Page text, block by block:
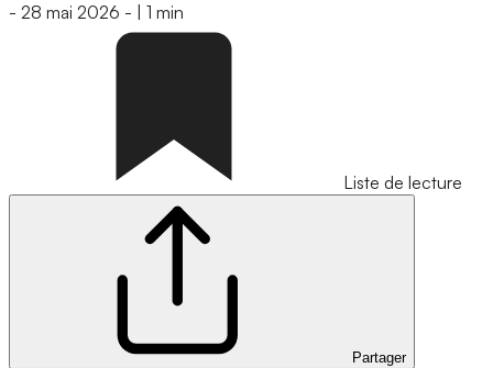
- 28 mai 2026 - 1 min
Liste de lecture
Partager